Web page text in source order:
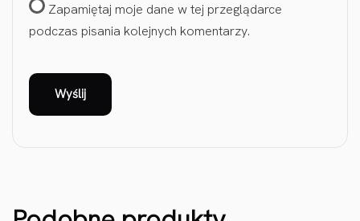
Zapamiętaj moje dane w tej przeglądarce
podczas pisania kolejnych komentarzy.